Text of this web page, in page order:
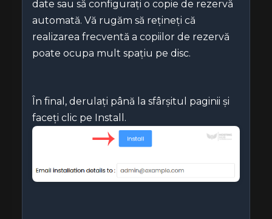
date sau să configurați o copie de rezervă
automată. Vă rugăm să rețineți că
realizarea frecventă a copiilor de rezervă
poate ocupa mult spațiu pe disc.
În final, derulați până la sfârșitul paginii și
faceți clic pe Install.